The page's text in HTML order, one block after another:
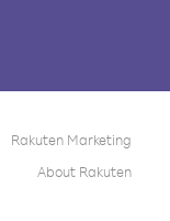
Rakuten Marketing
About Rakuten